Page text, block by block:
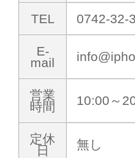
TEL
0742-32-
E-
mail
営業
時間
10:00～
定休
日
無し